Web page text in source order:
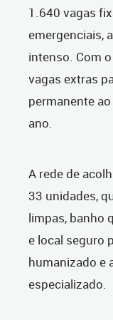
1.640 vagas
emergenciais,
intenso. Com
vagas extras
permanente
ano.
A rede de
33 unidades,
limpas, banho
e local seguro
humanizado e
especializado.